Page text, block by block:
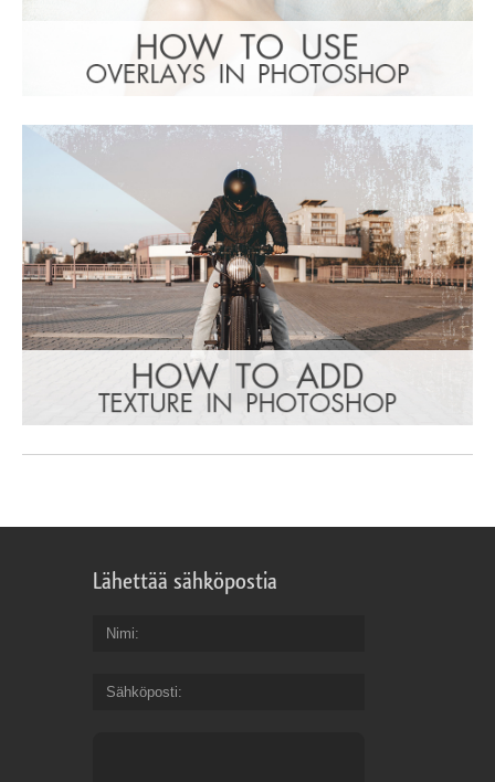
Lähettää sähköpostia
Nimi
Sähköposti